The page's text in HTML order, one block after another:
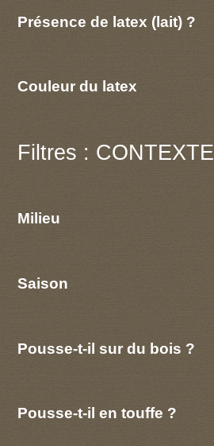
Présence de latex (lait) ?
Couleur du latex
Filtres : CONTEXTE
Milieu
Saison
Pousse-t-il sur du bois ?
Pousse-t-il en touffe ?